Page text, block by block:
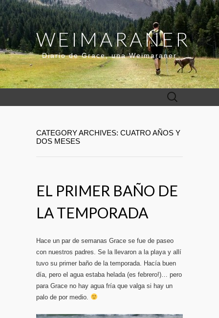
WEIMARANER
Diario de Grace, una Weimaraner
Buscar:
CATEGORY ARCHIVES: CUATRO AÑOS Y
DOS MESES
EL PRIMER BAÑO DE
LA TEMPORADA
Hace un par de semanas Grace se fue de paseo
con nuestros padres. Se la llevaron a la playa y allí
tuvo su primer baño de la temporada. Hacía buen
día, pero el agua estaba helada (es febrero!)… pero
para Grace no hay agua fría que valga si hay un
palo de por medio.